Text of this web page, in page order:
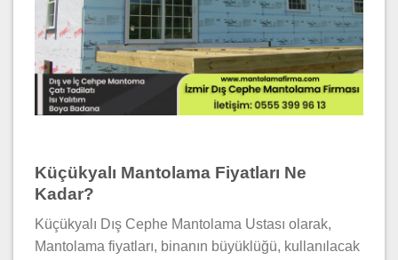
Küçükyalı Mantolama Fiyatları Ne
Kadar?
Küçükyalı Dış Cephe Mantolama Ustası olarak,
Mantolama fiyatları, binanın büyüklüğü, kullanılacak